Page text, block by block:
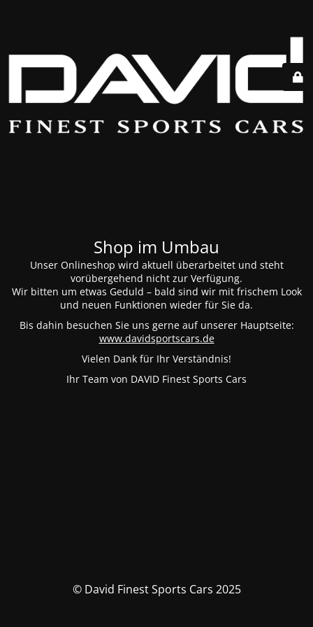
Shop im Umbau
Unser Onlineshop wird aktuell überarbeitet und steht
vorübergehend nicht zur Verfügung.
Wir bitten um etwas Geduld – bald sind wir mit frischem Look
und neuen Funktionen wieder für Sie da.
Bis dahin besuchen Sie uns gerne auf unserer Hauptseite:
www.davidsportscars.de
Vielen Dank für Ihr Verständnis!
Ihr Team von DAVID Finest Sports Cars
© David Finest Sports Cars 2025